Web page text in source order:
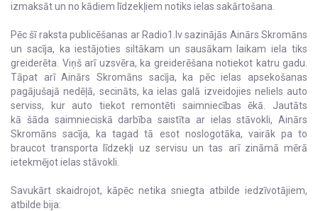
izmaksāt un no kādiem līdzekļiem notiks ielas sakārtošana.
Pēc šī raksta publicēšanas ar Radio1.lv sazinājās Ainārs Skromāns
un sacīja, ka iestājoties siltākam un sausākam laikam iela tiks
greiderēta. Viņš arī uzsvēra, ka greiderēšana notiekot katru gadu.
Tāpat arī Ainārs Skromāns sacīja, ka pēc ielas apsekošanas
pagājušajā nedēļā, secināts, ka ielas galā izveidojies neliels auto
serviss, kur auto tiekot remontēti saimniecības ēkā. Jautāts
kā šāda saimnieciskā darbība saistīta ar ielas stāvokli, Ainārs
Skromāns sacīja, ka tagad tā esot noslogotāka, vairāk pa to
braucot transporta līdzekļi uz servisu un tas arī zināmā mērā
ietekmējot ielas stāvokli.
Savukārt skaidrojot, kāpēc netika sniegta atbilde iedzīvotājiem,
atbilde bija: